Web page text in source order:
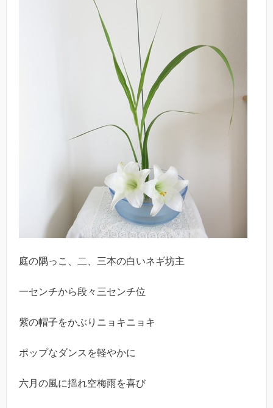
庭の隅っこ、二、三本の白いネギ坊主
一センチから段々三センチ位
紫の帽子をかぶりニョキニョキ
ポップなダンスを軽やかに
六月の風に揺れ空梅雨を喜び